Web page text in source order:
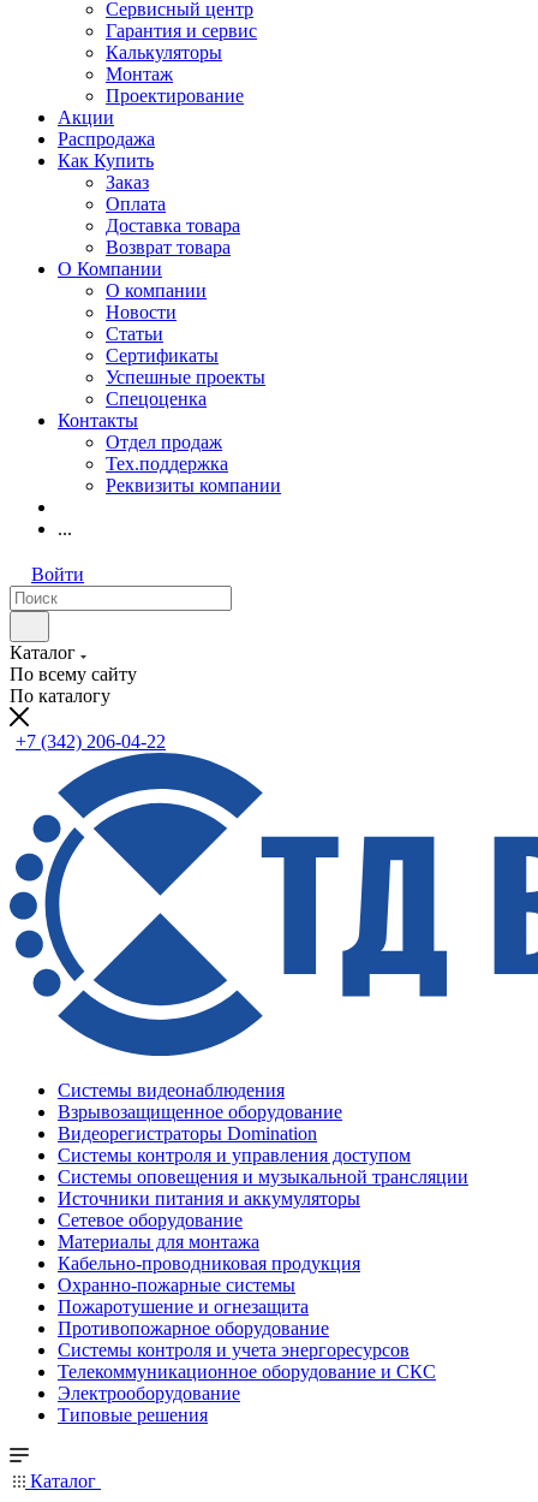
Сервисный центр
Гарантия и сервис
Калькуляторы
Монтаж
Проектирование
Акции
Распродажа
Как Купить
Заказ
Оплата
Доставка товара
Возврат товара
О Компании
О компании
Новости
Статьи
Сертификаты
Успешные проекты
Спецоценка
Контакты
Отдел продаж
Тех.поддержка
Реквизиты компании
...
Войти
Каталог
По всему сайту
По каталогу
+7 (342) 206-04-22
Системы видеонаблюдения
Взрывозащищенное оборудование
Видеорегистраторы Domination
Системы контроля и управления доступом
Системы оповещения и музыкальной трансляции
Источники питания и аккумуляторы
Сетевое оборудование
Материалы для монтажа
Кабельно-проводниковая продукция
Охранно-пожарные системы
Пожаротушение и огнезащита
Противопожарное оборудование
Системы контроля и учета энергоресурсов
Телекоммуникационное оборудование и СКС
Электрооборудование
Типовые решения
Каталог